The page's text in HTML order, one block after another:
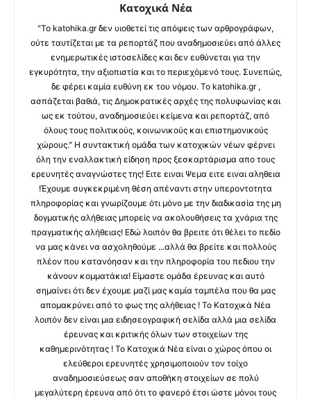
Κατοχικά Νέα
"Το katohika.gr δεν υιοθετεί τις απόψεις των αρθρογράφων,
ούτε ταυτίζεται με τα ρεπορτάζ που αναδημοσιεύει από άλλες
ενημερωτικές ιστοσελίδες και δεν ευθύνεται για την
εγκυρότητα, την αξιοπιστία και το περιεχόμενό τους. Συνεπώς,
δε φέρει καμία ευθύνη εκ του νόμου. Το katohika.gr ,
ασπάζεται βαθιά, τις Δημοκρατικές αρχές της πολυφωνίας και
ως εκ τούτου, αναδημοσιεύει κείμενα και ρεπορτάζ, από
όλους τους πολιτικούς, κοινωνικούς και επιστημονικούς
χώρους." Η συντακτική ομάδα των κατοχικών νέων φέρνει
όλη την εναλλακτική είδηση προς ξεσκαρτάρισμα απο τους
ερευνητές αναγνώστες της! Ειτε ειναι Ψεμα ειτε ειναι αληθεια
!Έχουμε συγκεκριμένη θέση απέναντι στην υπεροντοτητα
πληροφορίας και γνωρίζουμε ότι μόνο με την διαδικασία της μη
δογματικής αλήθειας μπορείς να ακολουθήσεις τα χνάρια της
πραγματικής αλήθειας! Εδώ λοιπόν θα βρειτε ότι θέλει το πεδίο
να μας κάνει να ασχοληθούμε ...αλλά θα βρείτε και πολλούς
πλέον που κατανόησαν και την πληροφορία του πεδιου την
κάνουν κομματάκια! Είμαστε ομάδα έρευνας και αυτό
σημαίνει ότι δεν έχουμε μαζί μας καμία ταμπέλα που θα μας
απομακρύνει από το φως της αλήθειας ! Το Κατοχικά Νέα
λοιπόν δεν είναι μια ειδησεογραφική σελίδα αλλά μια σελίδα
έρευνας και κριτικής όλων των στοιχείων της
καθημερινότητας ! Το Κατοχικά Νέα είναι ο χώρος όπου οι
ελεύθεροι ερευνητές χρησιμοποιούν τον τοίχο
αναδημοσιεύσεως σαν αποθήκη στοιχείων σε πολύ
μεγαλύτερη έρευνα από ότι το φανερό έτσι ώστε μόνοι τους